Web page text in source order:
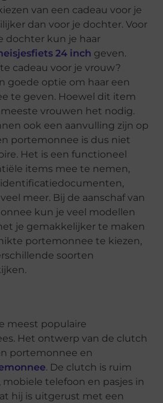
van een cadeau voor je
dan voor je dochter. Voor
dochter kun je haar
24 inch geven.
cadeau voor je vrouw?
goede optie om haar een
te geven. Hoewel dit item
vrouwen het nodig.
ook een aanvulling zijn op
portemonnee is dus niet
Het is een functioneel
items mee te nemen,
meer. Bij de aanschaf van
kun je veel modellen
je gemakkelijker te maken
portemonnee te kiezen,
soorten
meest populaire
Het ontwerp van de clutch
portemonnee en
. De clutch is ruim
telefoon en pasjes in
hij is uitgerust met een